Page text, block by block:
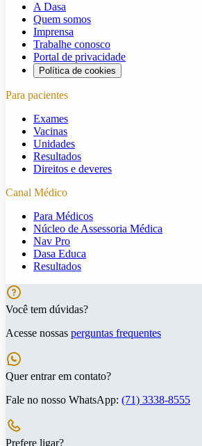
A Dasa
Quem somos
Imprensa
Trabalhe conosco
Portal de privacidade
Política de cookies
Para pacientes
Exames
Vacinas
Unidades
Resultados
Direitos e deveres
Canal Médico
Para Médicos
Núcleo de Assessoria Médica
Nav Pro
Dasa Educa
Resultados
Você tem dúvidas?
Acesse nossas perguntas frequentes
Quer entrar em contato?
Fale no nosso WhatsApp: (71) 3338-8555
Prefere ligar?